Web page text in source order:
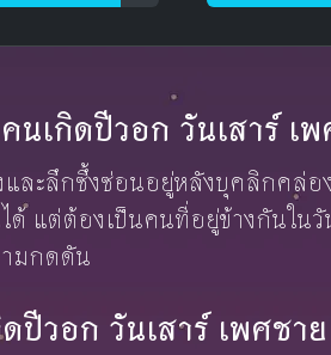
เกิดปีวอก วันเสาร์ เ
และลึกซึ้งซ่อนอยู่หลังบุคลิกคล่อ
ได้ แต่ต้องเป็นคนที่อยู่ข้างกันใ
ามกดดัน
วอก วันเสาร์ เพศชาย